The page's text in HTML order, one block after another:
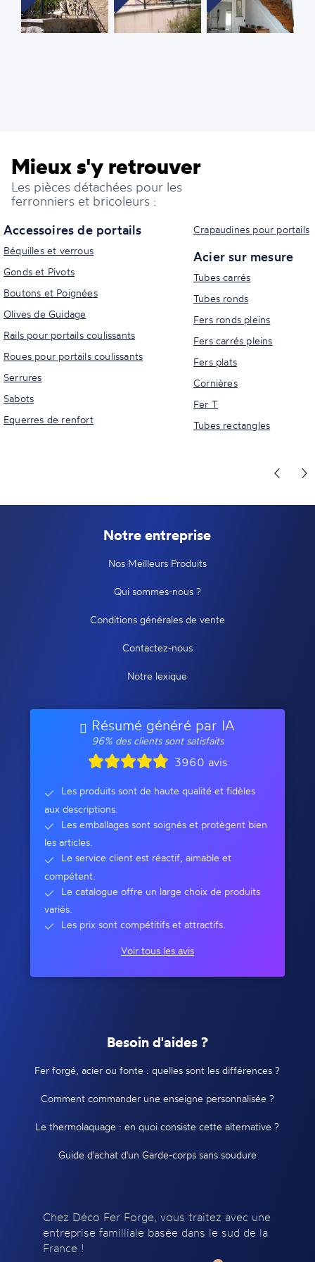
Mieux s'y retrouver
Les pièces détachées pour les
ferronniers et bricoleurs :
Accessoires de portails
Béquilles et verrous
Gonds et Pivots
Boutons et Poignées
Olives de Guidage
Rails pour portails coulissants
Roues pour portails coulissants
Serrures
Sabots
Equerres de renfort
Crapaudines pour portails
Acier sur mesure
Tubes carrés
Tubes ronds
Fers ronds pleins
Fers carrés pleins
Fers plats
Cornières
Fer T
Tubes rectangles
Notre entreprise
Nos Meilleurs Produits
Qui sommes-nous ?
Conditions générales de vente
Contactez-nous
Notre lexique
Résumé généré par IA
96% des clients sont satisfaits
3960 avis
Les produits sont de haute qualité et fidèles
aux descriptions.
Les emballages sont soignés et protègent bien
les articles.
Le service client est réactif, aimable et
compétent.
Le catalogue offre un large choix de produits
variés.
Les prix sont compétitifs et attractifs.
Voir tous les avis
Besoin d'aides ?
Fer forgé, acier ou fonte : quelles sont les différences ?
Comment commander une enseigne personnalisée ?
Le thermolaquage : en quoi consiste cette alternative ?
Guide d'achat d'un Garde-corps sans soudure
Chez Déco Fer Forge, vous traitez avec une
entreprise familliale basée dans le sud de la
France !